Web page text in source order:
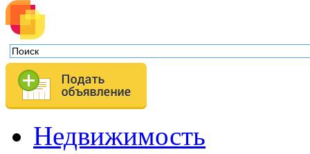
Недвижимость